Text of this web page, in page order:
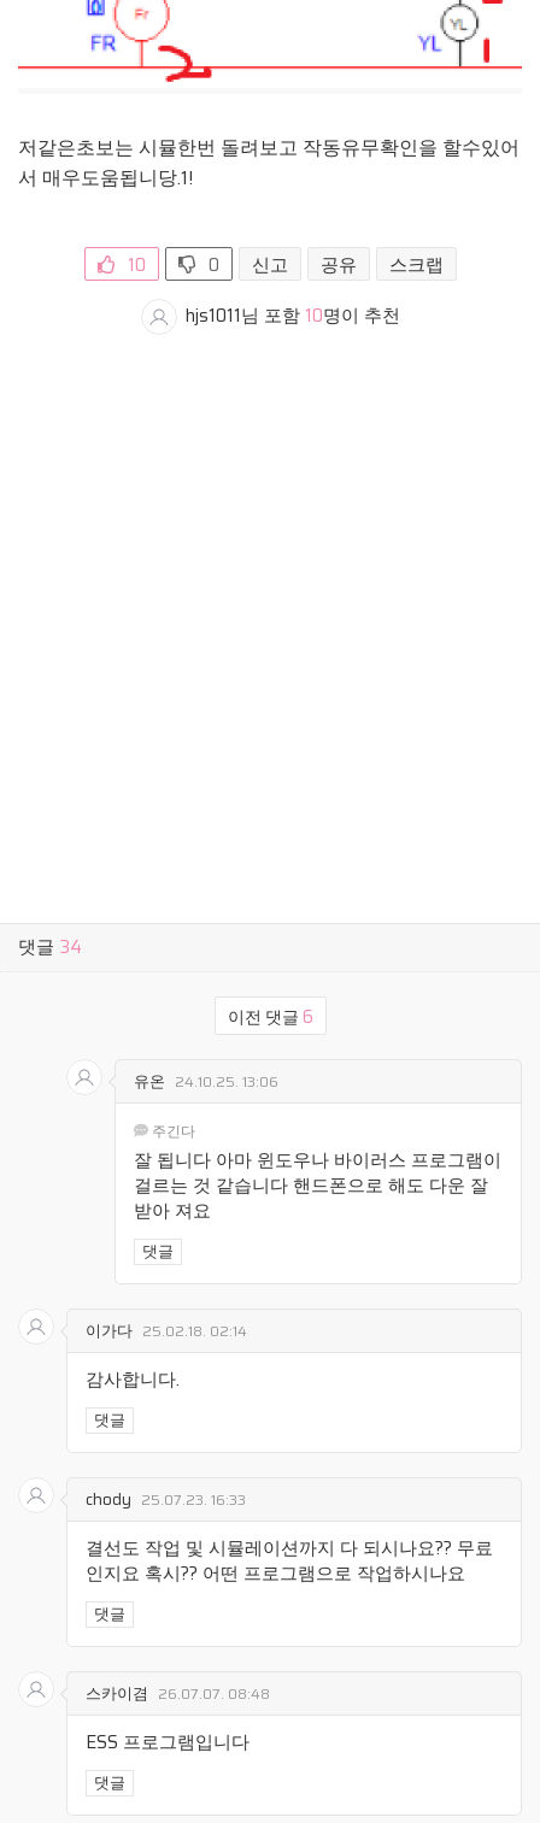
저같은초보는 시뮬한번 돌려보고 작동유무확인을 할수있어
서 매우도움됩니당.1!
10 0 신고 공유
스크랩
hjs1011님 포함 10명이 추천
댓글 34
이전 댓글 6
유온 24.10.25. 13:06
주긴다
잘 됩니다 아마 윈도우나 바이러스 프로그램이
걸르는 것 같습니다 핸드폰으로 해도 다운 잘
받아 져요
댓글
이가다 25.02.18. 02:14
감사합니다.
댓글
chody 25.07.23. 16:33
결선도 작업 및 시뮬레이션까지 다 되시나요?? 무료
인지요 혹시?? 어떤 프로그램으로 작업하시나요
댓글
스카이겸 26.07.07. 08:48
ESS 프로그램입니다
댓글